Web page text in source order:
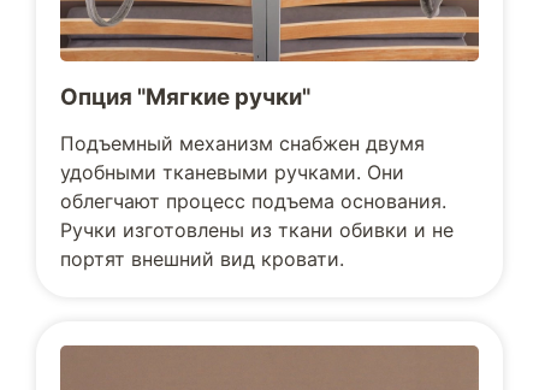
Опция "Мягкие ручки"
Подъемный механизм снабжен двумя
удобными тканевыми ручками. Они
облегчают процесс подъема основания.
Ручки изготовлены из ткани обивки и не
портят внешний вид кровати.